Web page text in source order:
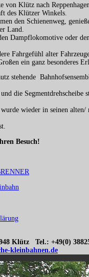
von Klütz nach
des Klützer Winkels.
den Schienenweg,
Land.
Dampflokomotive oder
Fahrgefühl alter
ein ganz besonderes
stehende
die Segmentdrehscheibe
wurde wieder in seinen alten/
Besuch!
Klütz Tel.: +49(0)
kleinbahnen.de